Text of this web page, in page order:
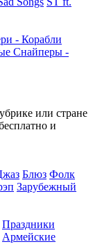
- Корабли
Снайперы -
или стране
и
Блюз Фолк
Зарубежный
Праздники
Армейские